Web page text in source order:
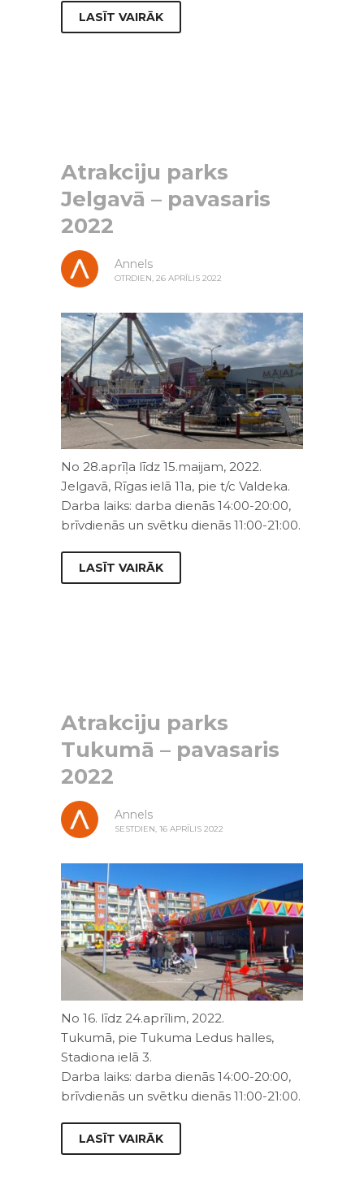
LASĪT VAIRĀK
Atrakciju parks
Jelgavā – pavasaris
2022
Annels
OTRDIEN, 26 APRĪLIS 2022
No 28.aprīļa līdz 15.maijam, 2022.
Jelgavā, Rīgas ielā 11a, pie t/c Valdeka.
Darba laiks: darba dienās 14:00-20:00,
brīvdienās un svētku dienās 11:00-21:00.
LASĪT VAIRĀK
Atrakciju parks
Tukumā – pavasaris
2022
Annels
SESTDIEN, 16 APRĪLIS 2022
No 16. līdz 24.aprīlim, 2022.
Tukumā, pie Tukuma Ledus halles,
Stadiona ielā 3.
Darba laiks: darba dienās 14:00-20:00,
brīvdienās un svētku dienās 11:00-21:00.
LASĪT VAIRĀK